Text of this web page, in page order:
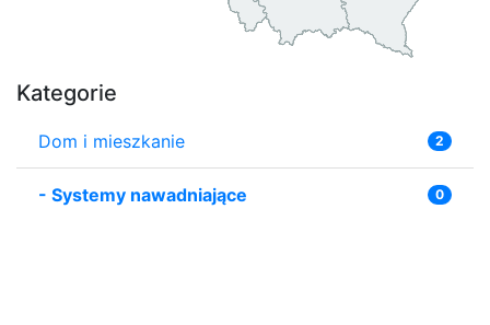
Kategorie
Dom i mieszkanie 2
- Systemy nawadniające 0